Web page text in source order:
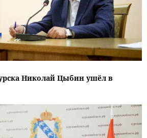
Николай Цыбин ушёл в